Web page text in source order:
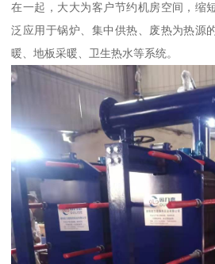
在一起，大大为客户节约机房空间，缩
泛应用于锅炉、集中供热、废热为热源
暖、地板采暖、卫生热水等系统。